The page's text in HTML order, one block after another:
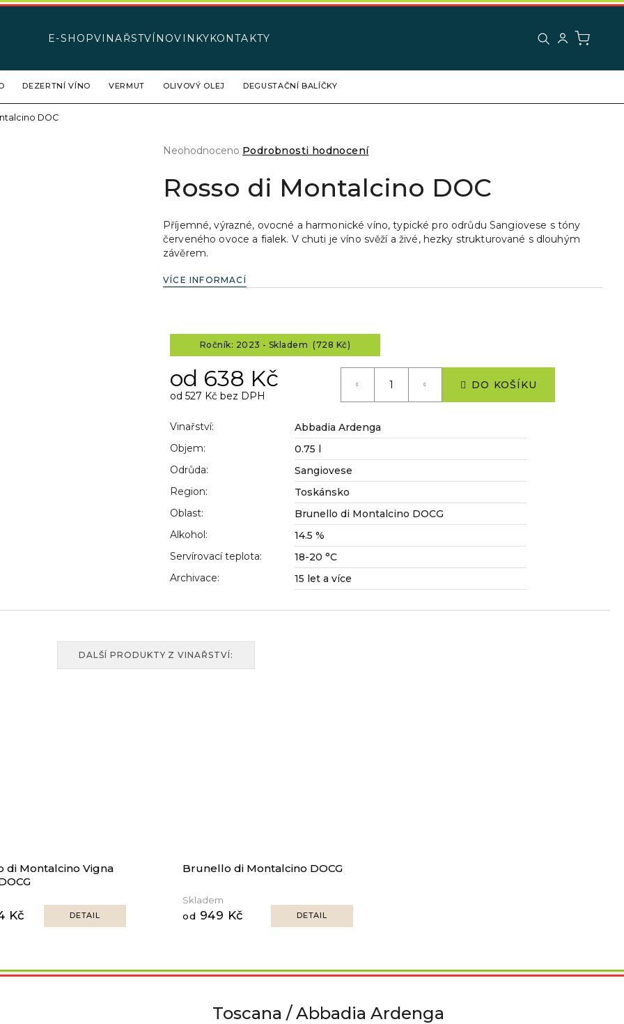
E-SHOPVINAŘSTVÍ NOVINKYKONTAKTY
DEZERTNÍ VÍNO VERMUT OLIVOVÝ OLEJ DEGUSTAČNÍ BALÍČKY
DOC
Průměrné
produktu
je
5
hvězdiček.
Neohodnoceno Podrobnosti hodnocení
Rosso di Montalcino DOC
Příjemné, výrazné, ovocné a harmonické víno, typické pro odrůdu Sangiovese s tóny
červeného ovoce a fialek. V chuti je víno svěží a živé, hezky strukturované s dlouhým
závěrem.
VÍCE INFORMACÍ
Ročník: 2023 - Skladem (728 Kč)
od 638 Kč
od 527 Kč bez DPH
cena:
DO KOŠÍKU
Vinařství:
Abbadia Ardenga
Objem:
0.75 l
Odrůda:
Sangiovese
Region:
Toskánsko
Oblast:
Brunello di Montalcino DOCG
Alkohol:
14.5 %
Servírovací teplota:
18-20 °C
Archivace: 15 let a více
DALŠÍ PRODUKTY Z VINAŘSTVÍ:
di Montalcino Vigna
Kč DETAIL
Brunello di Montalcino DOCG
Skladem
od 949 Kč DETAIL
Toscana / Abbadia Ardenga
Co potřebujete najít?